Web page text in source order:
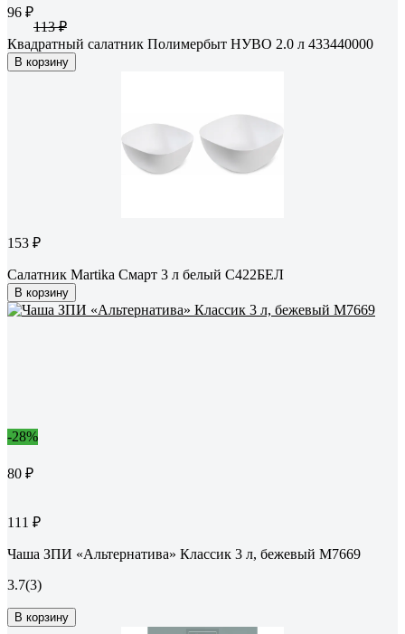
96 ₽
113 ₽
Квадратный салатник Полимербыт НУВО 2.0 л 433440000
В корзину
153 ₽
Салатник Martika Смарт 3 л белый С422БЕЛ
В корзину
-28%
80 ₽
111 ₽
Чаша ЗПИ «Альтернатива» Классик 3 л, бежевый М7669
3.7(3)
В корзину